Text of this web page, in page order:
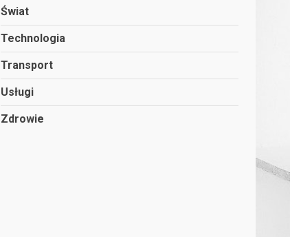
Świat
Technologia
Transport
Usługi
Zdrowie